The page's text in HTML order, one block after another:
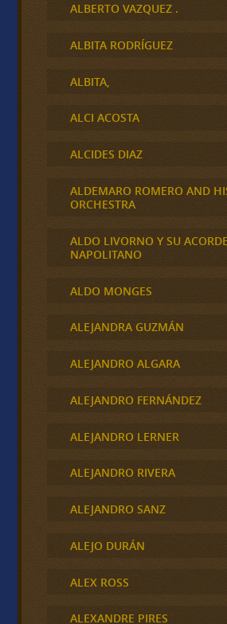
ALBERTO VAZQUEZ .
ALBITA RODRÍGUEZ
ALBITA,
ALCI ACOSTA
ALCIDES DIAZ
ALDEMARO ROMERO AND
ORCHESTRA
ALDO LIVORNO Y SU
NAPOLITANO
ALDO MONGES
ALEJANDRA GUZMÁN
ALEJANDRO ALGARA
ALEJANDRO FERNÁNDEZ
ALEJANDRO LERNER
ALEJANDRO RIVERA
ALEJANDRO SANZ
ALEJO DURÁN
ALEX ROSS
ALEXANDRE PIRES